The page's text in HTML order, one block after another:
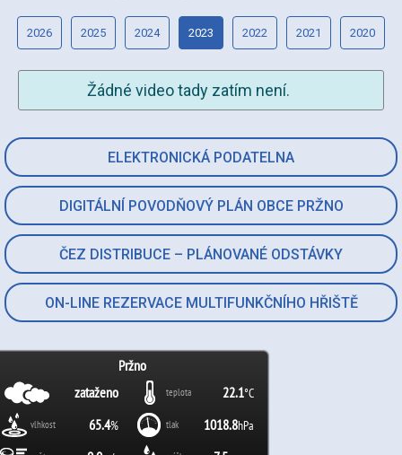
ELEKTRONICKÁ PODATELNA
DIGITÁLNÍ POVODŇOVÝ PLÁN OBCE PRŽNO
ČEZ DISTRIBUCE – PLÁNOVANÉ ODSTÁVKY
ON-LINE REZERVACE MULTIFUNKČNÍHO HŘIŠTĚ
2026 2025 2024 2023 2022 2021 2020
Žádné video tady zatím není.